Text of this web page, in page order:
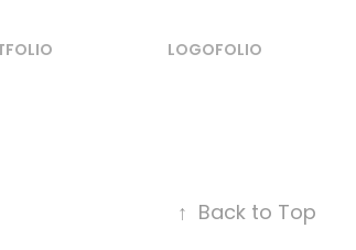
LOGOFOLIO
↑ Back to Top